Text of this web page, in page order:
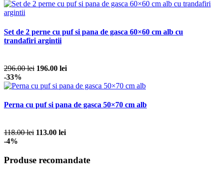
Set de 2 perne cu puf si pana de gasca 60×60 cm alb cu
trandafiri argintii
296.00 lei 196.00 lei
-33%
Perna cu puf si pana de gasca 50×70 cm alb
118.00 lei 113.00 lei
-4%
Produse recomandate